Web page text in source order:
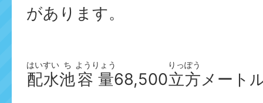
があります。
配水
はいすい
池
ち
容量
ようりょう
68,500立方
りっぽう
メート